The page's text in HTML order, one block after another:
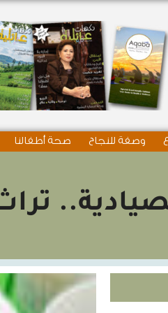
وصفة للنجاح صحة أطفالنا